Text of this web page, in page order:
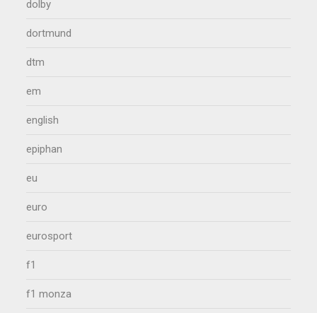
dolby
dortmund
dtm
em
english
epiphan
eu
euro
eurosport
f1
f1 monza